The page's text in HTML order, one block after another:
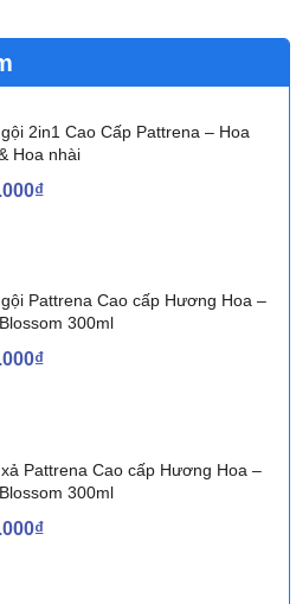
2in1 Cao Cấp Pattrena – Hoa
Hoa nhài
Pattrena Cao cấp Hương Hoa –
300ml
Pattrena Cao cấp Hương Hoa –
300ml